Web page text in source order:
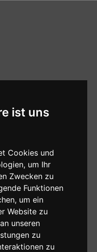
ist uns
Cookies und
um Ihr
Zwecken zu
Funktionen
, um ein
Website zu
unseren
zu
zu